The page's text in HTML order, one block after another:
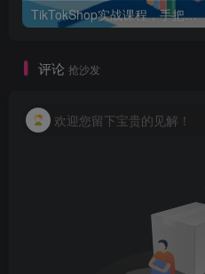
TikTokShop实战课程，手把手教你低成本启动，东南亚无货源玩法全解析
评论 抢沙发
欢迎您留下宝贵的见解！